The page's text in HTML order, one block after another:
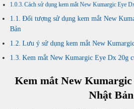
Cách sử dụng kem mắt New Kumargic Eye
Đối tượng sử dụng kem mắt New
Bản
Lưu ý sử dụng kem mắt New
Kem mắt New Kumargic Eye Dx 20g
Kem mắt New Kumargic
Nhật Bản